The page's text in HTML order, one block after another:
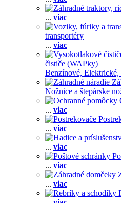
... viac
transportéry
... viac
čističe (WAPky)
Benzínové, Elektrické,
Nožnice a štepárske
... viac
... viac
... viac
... viac
... viac